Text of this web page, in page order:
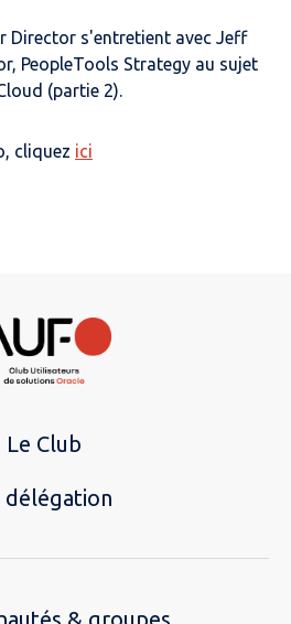
Director s'entretient avec Jeff
PeopleTools Strategy au sujet
(partie 2).
cliquez ici
Le Club
délégation